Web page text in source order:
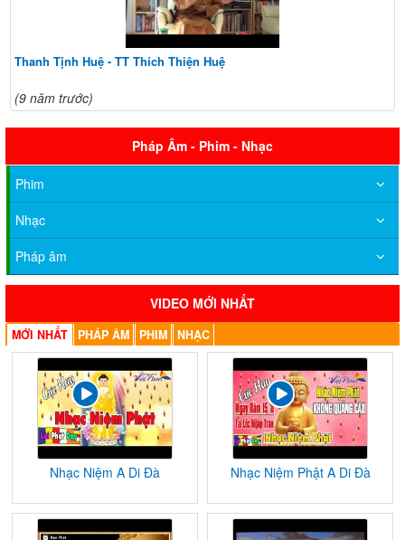
Thanh Tịnh Huệ - TT Thích Thiện Huệ
(9 năm trước)
Pháp Âm - Phim - Nhạc
Phim
Nhạc
Pháp âm
VIDEO MỚI NHẤT
MỚI NHẤT PHÁP ÂM PHIM NHẠC
Nhạc Niệm A Di Đà Nhạc Niệm Phật A Di Đà